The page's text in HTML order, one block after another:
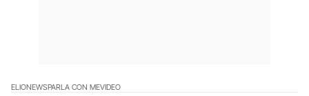
ELIONEWSPARLA CON MEVIDEO